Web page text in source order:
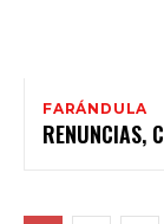
FARÁNDULA
RENUNCIAS,